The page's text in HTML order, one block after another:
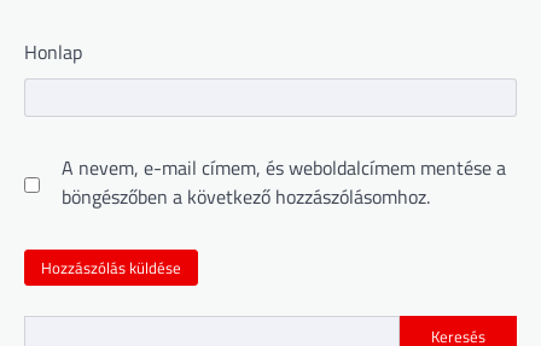
Honlap
A nevem, e-mail címem, és weboldalcímem mentése a
böngészőben a következő hozzászólásomhoz.
Keresés